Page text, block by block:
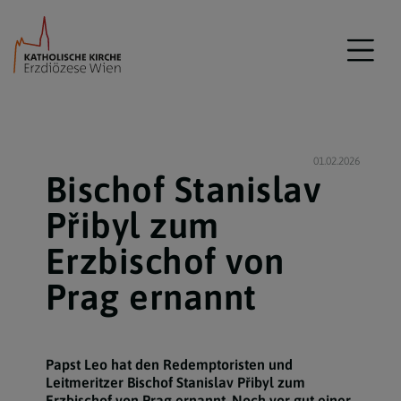
01.02.2026
Bischof Stanislav
Přibyl zum
Erzbischof von
Prag ernannt
Papst Leo hat den Redemptoristen und
Leitmeritzer Bischof Stanislav Přibyl zum